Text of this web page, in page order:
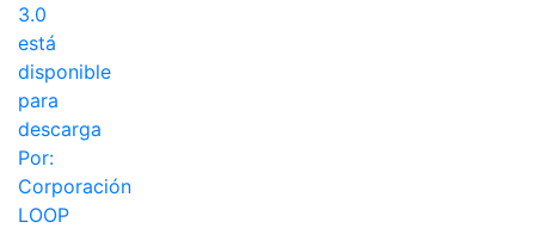
3.0
está
disponible
para
descarga
Por:
Corporación
LOOP